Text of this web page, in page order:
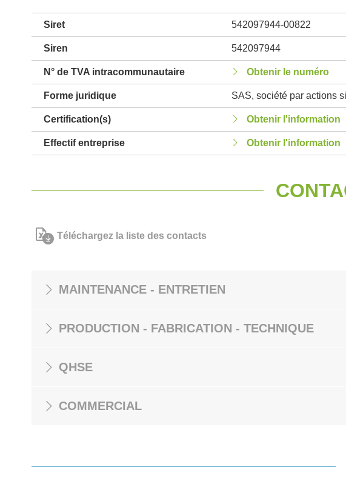
Siret 542097944-00822
Siren 542097944
N° de TVA intracommunautaire Obtenir le numéro
Forme juridique SAS, société par actions
Certification(s) Obtenir l'information
Effectif entreprise Obtenir l'information
Téléchargez la liste des contacts
MAINTENANCE - ENTRETIEN
PRODUCTION - FABRICATION - TECHNIQUE
QHSE
COMMERCIAL